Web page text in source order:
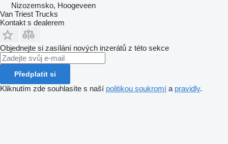
Nizozemsko, Hoogeveen
Van Triest Trucks
Kontakt s dealerem
Objednejte si zasílání nových inzerátů z této sekce
Předplatit si
Kliknutím zde souhlasíte s naší politikou soukromí a pravidly.